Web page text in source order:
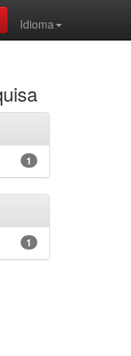
Idioma
1
1